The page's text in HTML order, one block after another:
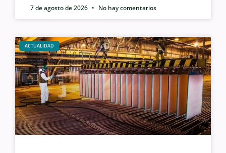
7 de agosto de 2026
No hay comentarios
ACTUALIDAD